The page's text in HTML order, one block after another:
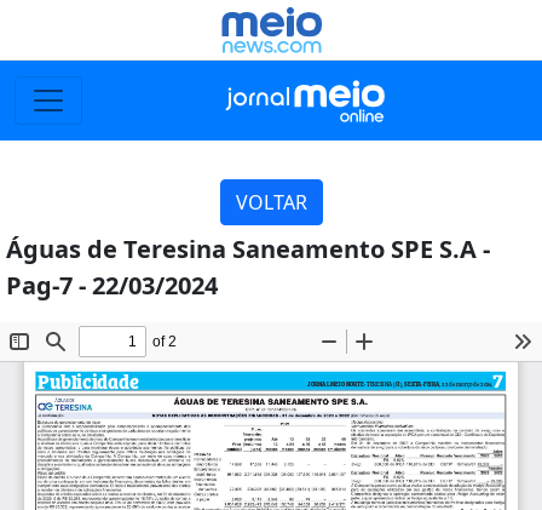
VOLTAR
Águas de Teresina Saneamento SPE S.A -
Pag-7 - 22/03/2024